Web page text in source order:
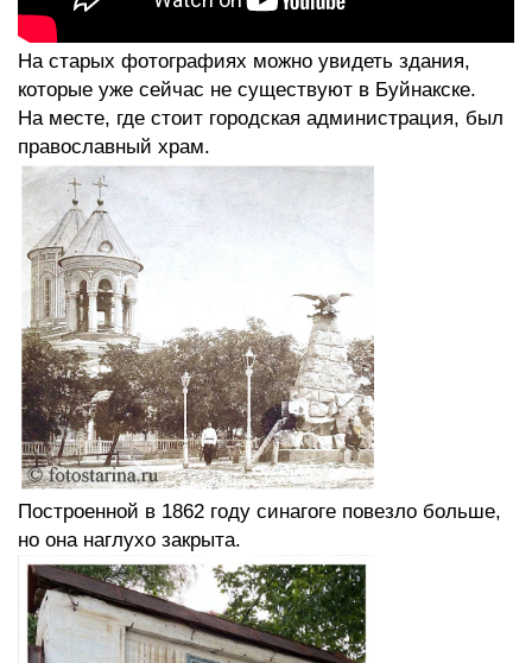
На старых фотографиях можно увидеть здания,
которые уже сейчас не существуют в Буйнакске.
На месте, где стоит городская администрация, был
православный храм.
Построенной в 1862 году синагоге повезло больше,
но она наглухо закрыта.